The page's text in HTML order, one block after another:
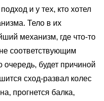
и у тех, кто хотел
Тело в их
механизм, где что-то
соответствующим
будет причиной
сход-развал колес
прогнется балка,